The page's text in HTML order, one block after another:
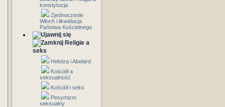
konstytucja
Zjednoczenie
Włoch i likwidacja
Państwa Kościelnego
Religie a
seks
Heloiza i Abelard
Kościół a
seksualność
Kościół i seks
Pesymizm
seksualny